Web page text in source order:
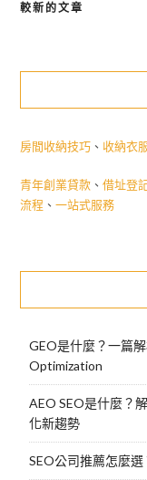
文
導
覽
較新的文章
房間收納技巧、 收納衣
青年創業貸款、 借址登
流程 、 一站式服務
GEO是什麼？一篇
Optimization
AEO SEO是什麼？
化新趨勢
SEO公司推薦怎麼